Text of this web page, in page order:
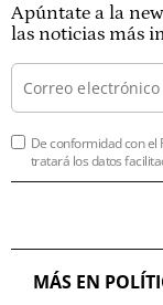
Apúntate a la
las noticias más
De conformidad con el
tratará los datos
MÁS EN